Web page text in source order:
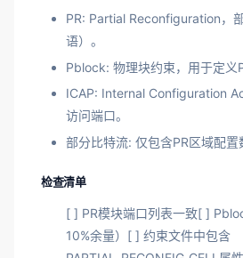
PR: Partial Reconfiguration，
语）。
Pblock: 物理块约束，用于定义
ICAP: Internal Configuration
访问端口。
部分比特流: 仅包含PR区域配置
检查清单
[ ] PR模块端口列表一致[ ]
10%余量）[ ] 约束文件中包含